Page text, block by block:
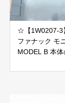
☆【1W0207-3
ファナック モ
MODEL B 本体